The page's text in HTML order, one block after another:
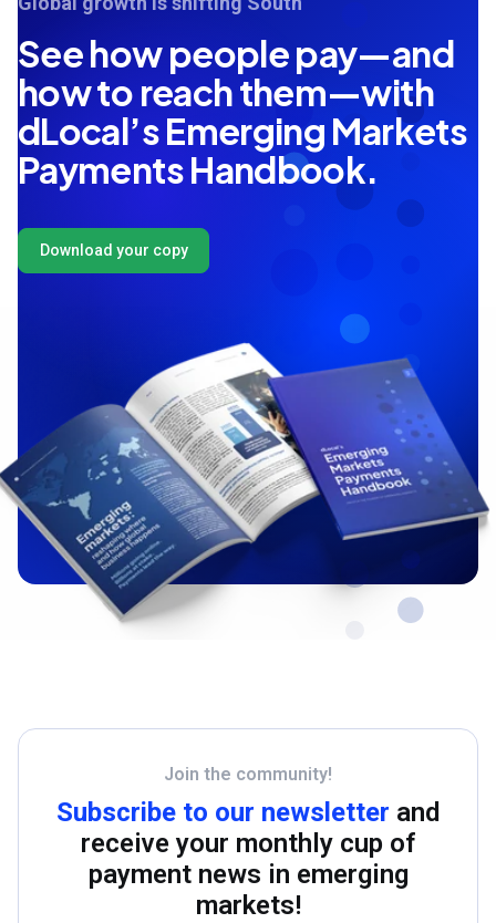
See how people pay—and
how to reach them—with
dLocal’s Emerging Markets
Payments Handbook.
Download your copy
Join the community!
Subscribe to our newsletter and
receive your monthly cup of
payment news in emerging
markets!